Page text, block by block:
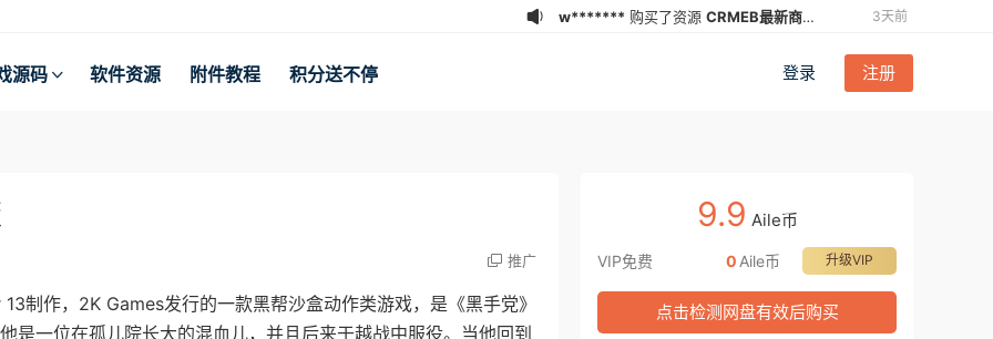
源码 软件资源 附件教程 积分送不停 登录 注册
w******* 购买了资源 CRMEB最新商城
3天前
3周前
2026-06-21
下载了资源CRMEB最新商城
推广
制作，2K Games发行的一款黑帮沙盒动作类游戏，是《黑手党》
是一位在孤儿院长大的混血儿，并且后来于越战中服役。当他回到
9.9 Aile币
VIP免费 升级VIP
0 Aile币
点击检测网盘有效后购买